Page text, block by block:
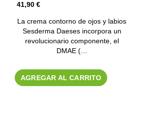
41,90 €
La crema contorno de ojos y labios
Sesderma Daeses incorpora un
revolucionario componente, el
DMAE (…
AGREGAR AL CARRITO